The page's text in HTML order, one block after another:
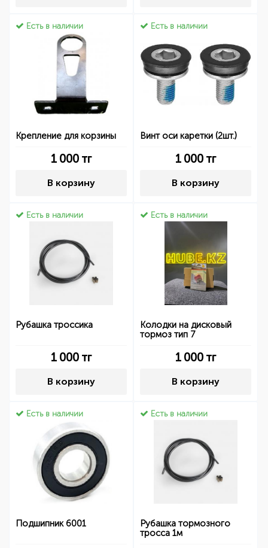
Есть в наличии
Крепление для корзины
1 000 тг
В корзину
Есть в наличии
Винт оси каретки (2шт.)
1 000 тг
В корзину
Есть в наличии
Рубашка троссика
1 000 тг
В корзину
Есть в наличии
Колодки на дисковый
тормоз тип 7
1 000 тг
В корзину
Есть в наличии
Подшипник 6001
Есть в наличии
Рубашка тормозного
тросса 1м